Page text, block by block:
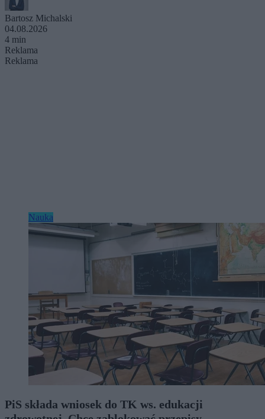
Bartosz Michalski
04.08.2026
4 min
Reklama
Reklama
Nauka
PiS składa wniosek do TK ws. edukacji